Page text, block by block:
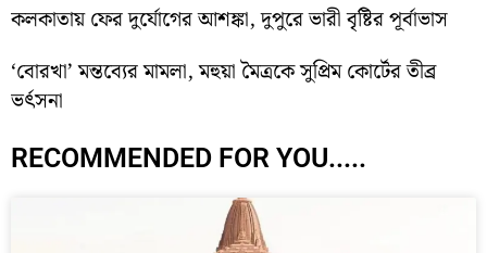
কলকাতায় ফের দুর্যোগের আশঙ্কা, দুপুরে ভারী বৃষ্টির পূর্বাভাস
‘বোরখা’ মন্তব্যের মামলা, মহুয়া মৈত্রকে সুপ্রিম কোর্টের তীব্র
ভর্ৎসনা
RECOMMENDED FOR YOU.....